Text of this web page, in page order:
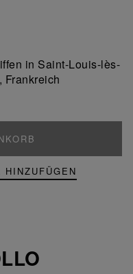
in Saint-Louis-lès-
Frankreich